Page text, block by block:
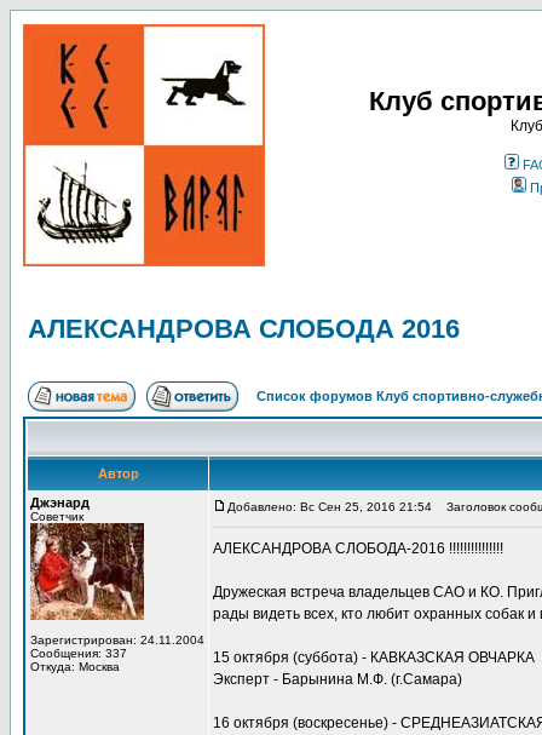
Клуб
АЛЕКСАНДРОВА СЛОБОДА 2016
Список форумов Клуб спортивно-
Автор
Джэнард
Советчик
Зарегистрирован: 24.11.2004
Сообщения: 337
Откуда: Москва
Добавлено: Вс Сен 25, 2016 21:54 Заголовок
АЛЕКСАНДРОВА СЛОБОДА-2016 !!!!!!!!!!!!!!!
Дружеская встреча владельцев САО и КО.
рады видеть всех, кто любит охранных собак
15 октября (суббота) - КАВКАЗСКАЯ ОВЧАРКА
Эксперт - Барынина М.Ф. (г.Самара)
16 октября (воскресенье) -